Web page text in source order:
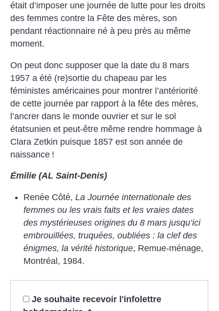
était d’imposer une journée de lutte pour les droits
des femmes contre la Fête des mères, son
pendant réactionnaire né à peu près au même
moment.
On peut donc supposer que la date du 8 mars
1957 a été (re)sortie du chapeau par les
féministes américaines pour montrer l’antériorité
de cette journée par rapport à la fête des mères,
l’ancrer dans le monde ouvrier et sur le sol
étatsunien et peut-être même rendre hommage à
Clara Zetkin puisque 1857 est son année de
naissance !
Émilie (AL Saint-Denis)
Renée Côté, La Journée internationale des
femmes ou les vrais faits et les vraies dates
des mystérieuses origines du 8 mars jusqu’ici
embrouillées, truquées, oubliées : la clef des
énigmes, la vérité historique, Remue-ménage,
Montréal, 1984.
Je souhaite recevoir l'infolettre